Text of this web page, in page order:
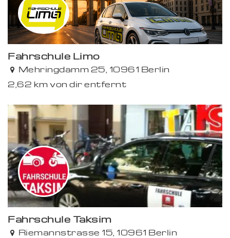
Fahrschule Limo
Mehringdamm 25, 10961 Berlin
2,62 km von dir entfernt
Fahrschule Taksim
Riemannstrasse 15, 10961 Berlin